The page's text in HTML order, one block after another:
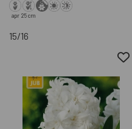
apr 25 cm
15/16